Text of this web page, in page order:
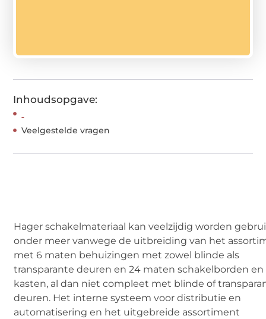
Inhoudsopgave:
Veelgestelde vragen
Hager schakelmateriaal kan veelzijdig worden
onder meer vanwege de uitbreiding van het
met 6 maten behuizingen met zowel blinde als
transparante deuren en 24 maten schakelborden en
kasten, al dan niet compleet met blinde of
deuren. Het interne systeem voor distributie en
automatisering en het uitgebreide assortiment